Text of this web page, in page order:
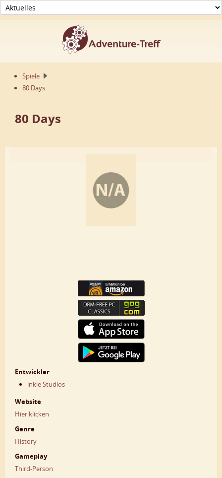
Spiele
80 Days
80 Days
Entwickler
inkle Studios
Website
Hier klicken
Genre
History
Gameplay
Third-Person